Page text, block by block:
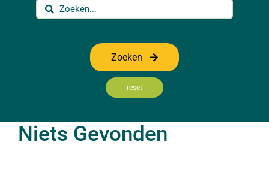
Zoeken
reset
Niets Gevonden